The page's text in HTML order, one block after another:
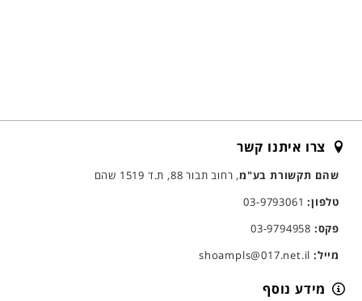
צרו איתנו קשר
שהם תקשורת בע"מ, רחוב תבור 88, ת.ד 1519 שהם
טלפון:03-9793061
פקס:
מייל:
מידע נוסף